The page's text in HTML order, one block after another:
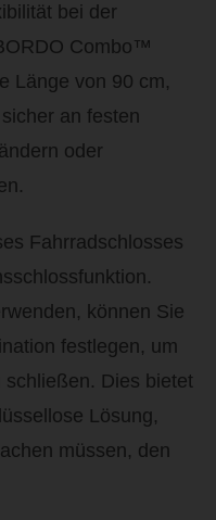
bei der
Combo™
Länge von 90 cm,
an festen
oder
Fahrradschlosses
können Sie
festlegen, um
Dies bietet
Lösung,
müssen, den